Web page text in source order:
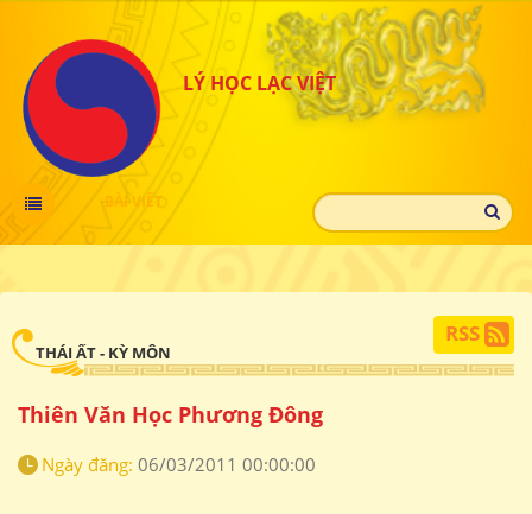
LÝ HỌC LẠC VIỆT
BÀI VIẾT
THÁI ẤT - KỲ MÔN
RSS
Thiên Văn Học Phương Đông
Ngày đăng: 06/03/2011 00:00:00